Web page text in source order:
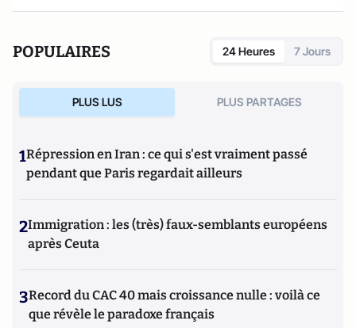
POPULAIRES 24 Heures 7 Jours
PLUS LUS PLUS PARTAGES
1Répression en Iran : ce qui s'est vraiment passé
pendant que Paris regardait ailleurs
2Immigration : les (très) faux-semblants européens
après Ceuta
3Record du CAC 40 mais croissance nulle : voilà ce
que révèle le paradoxe français